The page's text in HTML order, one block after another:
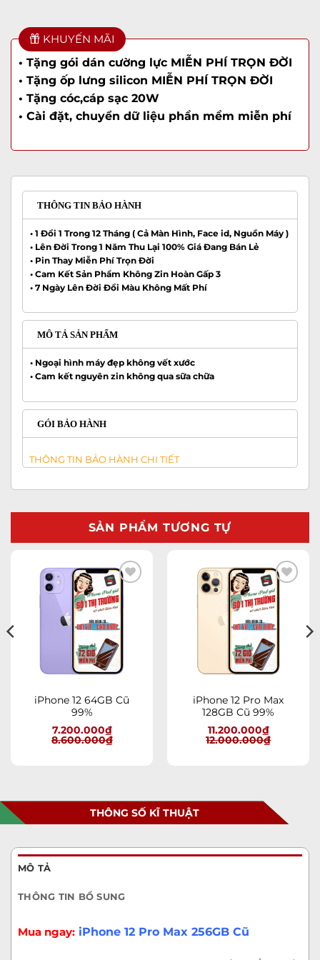
KHUYẾN MÃI
• Tặng gói dán cường lực MIỄN PHÍ TRỌN ĐỜI
• Tặng ốp lưng silicon MIỄN PHÍ TRỌN ĐỜI
• Tặng cóc,cáp sạc 20W
• Cài đặt, chuyển dữ liệu phần mềm miễn phí
THÔNG TIN BẢO HÀNH
• 1 Đổi 1 Trong 12 Tháng ( Cả Màn Hình, Face id, Nguồn Máy )
• Lên Đời Trong 1 Năm Thu Lại 100% Giá Đang Bán Lẻ
• Pin Thay Miễn Phí Trọn Đời
• Cam Kết Sản Phẩm Không Zin Hoàn Gấp 3
• 7 Ngày Lên Đời Đổi Màu Không Mất Phí
MÔ TẢ SẢN PHẨM
• Ngoại hình máy đẹp không vết xước
• Cam kết nguyên zin không qua sữa chữa
GÓI BẢO HÀNH
THÔNG TIN BẢO HÀNH CHI TIẾT
SẢN PHẨM TƯƠNG TỰ
Add to
wishlist
iPhone 12 64GB Cũ
99%
7.200.000₫
8.600.000₫
Add to
wishlist
iPhone 12 Pro Max
128GB Cũ 99%
11.200.000₫
12.000.000₫
THÔNG SỐ KĨ THUẬT
MÔ TẢ
THÔNG TIN BỔ SUNG
Mua ngay: iPhone 12 Pro Max 256GB Cũ